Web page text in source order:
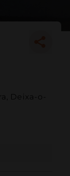
Deixa-o-